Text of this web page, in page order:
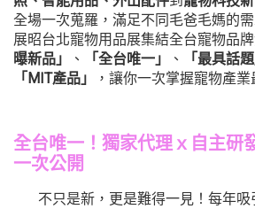
全場一次蒐羅，滿足不同毛爸毛媽的
展昭台北寵物用品展集結全台寵物品
曝新品」
、 「全台唯一」 、 「最具話題
「MIT產品」
，讓你一次掌握寵物產業
全台唯一！ 獨家代理ｘ自主研
一次公開
不只是新，更是難得一見！每年